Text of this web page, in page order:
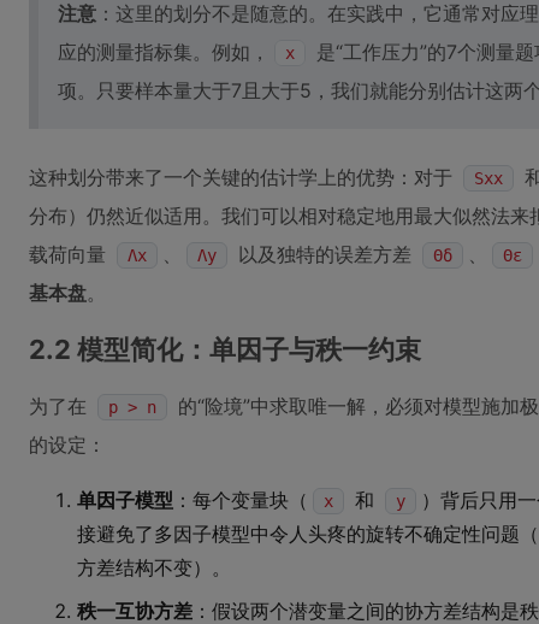
注意 ：这里的划分不是随意的。在实践中，它通常对应
应的测量指标集。例如，
x
是“工作压力”的7个测量
项。只要样本量大于7且大于5，我们就能分别估计这两
这种划分带来了一个关键的估计学上的优势：对于 Sxx
分布）仍然近似适用。我们可以相对稳定地用最大似然法
载荷向量
Λx 、 Λy 以及独特的误差方差 Θδ 、 Θε
基本盘。
2.2 模型简化：单因子与秩一约束
为了在 p > n
的“险境”中求取唯一解，必须对模型施加
的设定：
单因子模型 ：每个变量块（ x 和 y
）背后只用
接避免了多因子模型中令人头疼的旋转不确定性问题
方差结构不变）。
秩一互协方差 ：假设两个潜变量之间的协方差结构是